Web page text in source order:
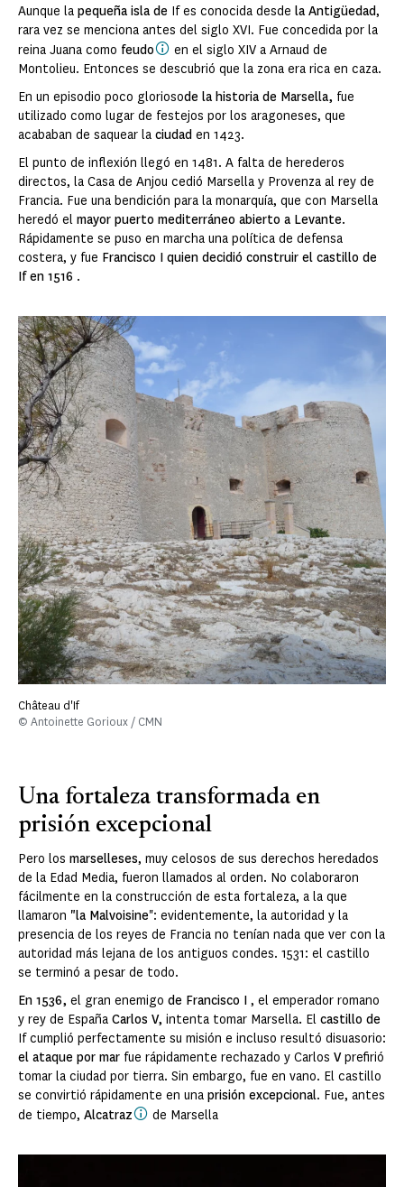
Aunque la pequeña isla de If es conocida desde la Antigüedad,
rara vez se menciona antes del siglo XVI. Fue concedida por la
reina Juana como feudo
en el siglo XIV a Arnaud de
Montolieu. Entonces se descubrió que la zona era rica en caza.
En un episodio poco gloriosode la historia de Marsella, fue
utilizado como lugar de festejos por los aragoneses, que
acababan de saquear la ciudad en 1423.
El punto de inflexión llegó en 1481. A falta de herederos
directos, la Casa de Anjou cedió Marsella y Provenza al rey de
Francia. Fue una bendición para la monarquía, que con Marsella
heredó el mayor puerto mediterráneo abierto a Levante.
Rápidamente se puso en marcha una política de defensa
costera, y fue Francisco I quien decidió construir el castillo de
If en 1516 .
Château d'If
© Antoinette Gorioux / CMN
Una fortaleza transformada en
prisión excepcional
Pero los marselleses, muy celosos de sus derechos heredados
de la Edad Media, fueron llamados al orden. No colaboraron
fácilmente en la construcción de esta fortaleza, a la que
llamaron "la Malvoisine": evidentemente, la autoridad y la
presencia de los reyes de Francia no tenían nada que ver con la
autoridad más lejana de los antiguos condes. 1531: el castillo
se terminó a pesar de todo.
En 1536, el gran enemigo de Francisco I , el emperador romano
y rey de España Carlos V, intenta tomar Marsella. El castillo de
If cumplió perfectamente su misión e incluso resultó disuasorio:
el ataque por mar fue rápidamente rechazado y Carlos Vprefirió
tomar la ciudad por tierra. Sin embargo, fue en vano. El castillo
se convirtió rápidamente en una prisión excepcional. Fue, antes
de tiempo, Alcatraz de Marsella